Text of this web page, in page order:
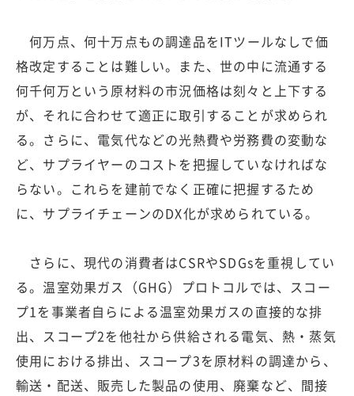
何万点、何十万点もの調達品をITツールなしで価
格改定することは難しい。また、世の中に流通する
何千何万という原材料の市況価格は刻々と上下する
が、それに合わせて適正に取引することが求められ
る。さらに、電気代などの光熱費や労務費の変動な
ど、サプライヤーのコストを把握していなければな
らない。これらを建前でなく正確に把握するため
に、サプライチェーンのDX化が求められている。
さらに、現代の消費者はCSRやSDGsを重視してい
る。温室効果ガス（GHG）プロトコルでは、スコー
プ1を事業者自らによる温室効果ガスの直接的な排
出、スコープ2を他社から供給される電気、熱・蒸気
使用における排出、スコープ3を原材料の調達から、
輸送・配送、販売した製品の使用、廃棄など、間接